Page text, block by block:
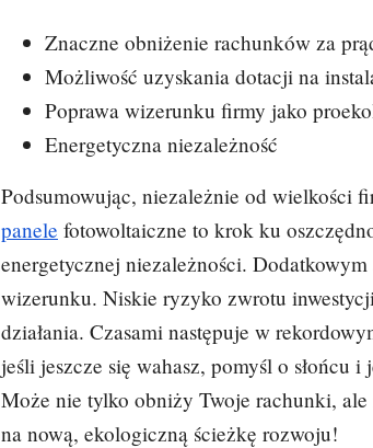
Znaczne obniżenie rachunków za
Możliwość uzyskania dotacji na
Poprawa wizerunku firmy jako
Energetyczna niezależność
Podsumowując, niezależnie od wielkości
panele fotowoltaiczne to krok ku
energetycznej niezależności.
wizerunku. Niskie ryzyko zwrotu
działania. Czasami następuje w
jeśli jeszcze się wahasz, pomyśl o słońcu i
Może nie tylko obniży Twoje rachunki,
na nową, ekologiczną ścieżkę rozwoju!